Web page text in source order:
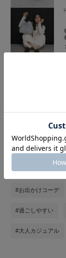
#お出かけコーデ
#過ごしやすい
#大人カジュアル